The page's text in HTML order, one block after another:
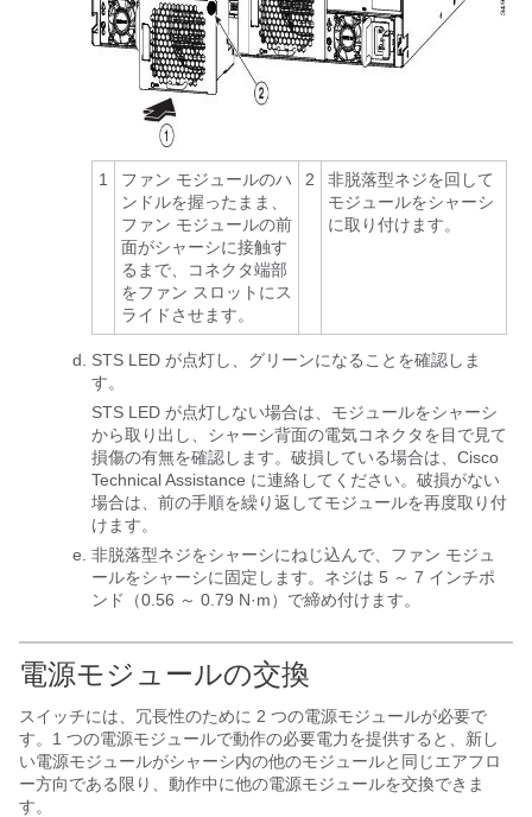
1
ファン モジュールのハ
ンドルを握ったまま、
ファン モジュールの前
面がシャーシに接触す
るまで、コネクタ端部
をファン スロットにス
ライドさせます。
2
非脱落型ネジを回して
モジュールをシャーシ
に取り付けます。
STS LED が点灯し、グリーンになることを確認しま
す。
STS LED が点灯しない場合は、モジュールをシャーシ
から取り出し、シャーシ背面の電気コネクタを目で見て
損傷の有無を確認します。破損している場合は、Cisco
Technical Assistance に連絡してください。破損がない
場合は、前の手順を繰り返してモジュールを再度取り付
けます。
非脱落型ネジをシャーシにねじ込んで、ファン モジュ
ールをシャーシに固定します。ネジは 5 ～ 7 インチポ
ンド（0.56 ～ 0.79 N·m）で締め付けます。
電源モジュールの交換
スイッチには、冗長性のために 2 つの電源モジュールが必要で
す。1 つの電源モジュールで動作の必要電力を提供すると、新し
い電源モジュールがシャーシ内の他のモジュールと同じエアフロ
ー方向である限り、動作中に他の電源モジュールを交換できま
す。